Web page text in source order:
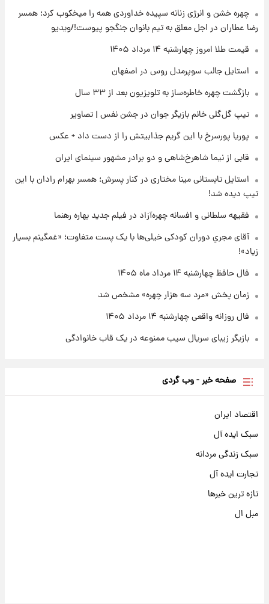
کرد
۱۶ ساعت پیش
۱۴۰۵/ نرخ‌ها ثابت ماند؟ +جدول
علی مطهری: اجرای کامل تفاهم‌نامه اسلام‌آباد،
۱۶ ساعت پیش
واکنش تند تاکر کارلسون به حمله آمریکا به
مدرسه میناب؛ «باید سیلی محکمی به صورت
۱۷ ساعت پیش
۱۴۰۵/کاهش قیمت طلا و سکه
چهره خشن و انرژی زنانه سپیده خداوردی همه را میخکوب کرد؛ همسر
رضا عطاران در اجل معلق به تیم بانوان جنگجو پیوست!/ویدیو
قیمت طلا امروز چهارشنبه ۱۴ مرداد ۱۴۰۵
استایل جالب سوپرمدل روس در اصفهان
بازگشت چهره خاطره‌ساز به تلویزیون بعد از ۳۳ سال
تیپ گل‌گلی خانم بازیگر جوان در جشن نفس | تصاویر
پوریا پورسرخ با این گریم جذابیتش را از دست داد + عکس
قابی از نیما شاهرخ‌شاهی و دو برادر مشهور سینمای ایران
استایل تابستانی مینا مختاری در کنار پسرش؛ همسر بهرام رادان با این
تیپ دیده شد!
فقیهه سلطانی و افسانه چهره‌آزاد در فیلم جدید بهاره رهنما
آقای مجریِ دوران کودکی خیلی‌ها با یک پست متفاوت؛ «غمگینم بسیار
زیاد»!
فال حافظ چهارشنبه ۱۴ مرداد ماه ۱۴۰۵
زمان پخش «مرد سه هزار چهره» مشخص شد
فال روزانه واقعی چهارشنبه ۱۴ مرداد ۱۴۰۵
بازیگر زیبای سریال سیب ممنوعه در یک قاب خانوادگی
صفحه خبر - وب گردی
اقتصاد ایران
سبک ایده آل
سبک زندگی مردانه
تجارت ایده آل
تازه ترین خبرها
مبل ال